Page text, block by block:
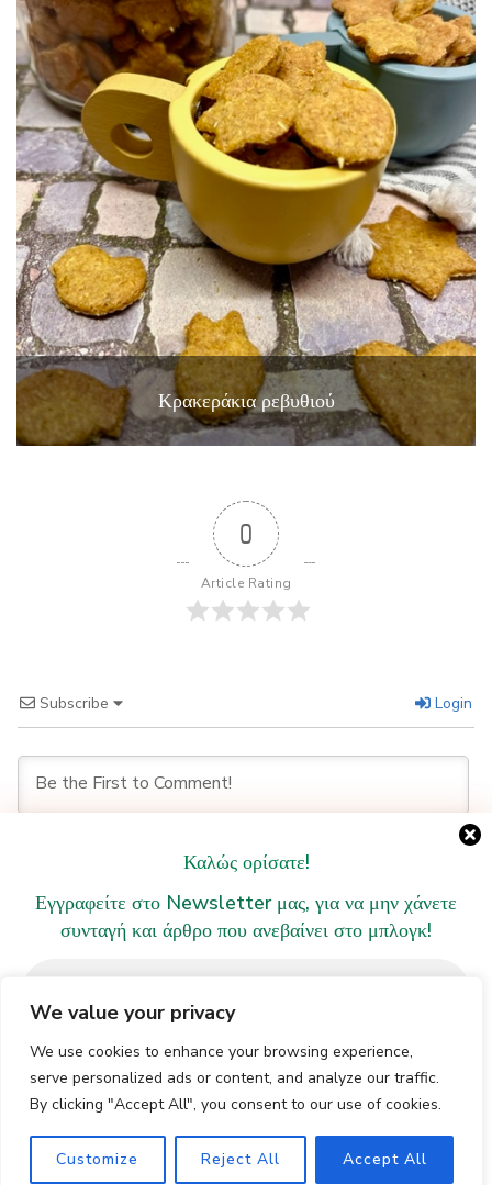
We value your privacy
We use cookies to enhance your browsing experience,
serve personalized ads or content, and analyze our traffic.
By clicking "Accept All", you consent to our use of cookies.
Customize Reject All Accept All
Καλώς ορίσατε!
Εγγραφείτε στο Newsletter μας, για να μην χάνετε
συνταγή και άρθρο που ανεβαίνει στο μπλογκ!
We don’t spam! Read our [link]privacy policy[/link] for
more info.
Κρακεράκια ρεβυθιού
0
Article Rating
Subscribe Login
COMMENTS
© Copyright 2026Veggie Shark. All Rights Reserved.
Blossom Recipe | Developed ByBlossom Themes.
Powered by
WordPress.Πολιτική Απορρήτου
EL